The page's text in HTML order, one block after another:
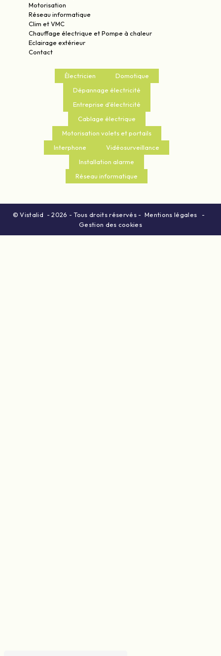
Motorisation
Réseau informatique
Clim et VMC
Chauffage électrique et Pompe à chaleur
Eclairage extérieur
Contact
Électricien
Domotique
Dépannage électricité
Entreprise d'électricité
Cablage électrique
Motorisation volets et portails
Interphone
Vidéosurveillance
Installation alarme
Réseau informatique
©Vistalid - 2026 - Tous droits réservés - Mentions légales
-
Gestion des cookies